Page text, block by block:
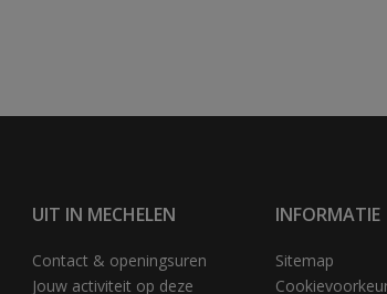
UIT IN MECHELEN
Contact & openingsuren
Jouw activiteit op deze
INFORMATIE
Sitemap